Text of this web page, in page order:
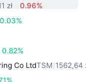
zł
0.96%
0.03%
0.82%
Co LtdTSM 1562,64